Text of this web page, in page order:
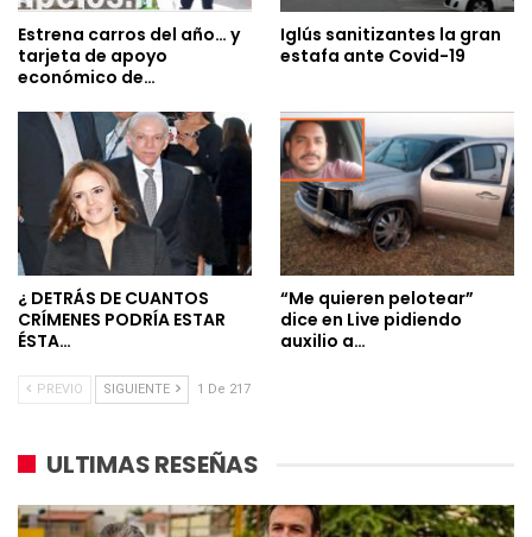
Estrena carros del año… y
tarjeta de apoyo
económico de…
Iglús sanitizantes la gran
estafa ante Covid-19
¿ DETRÁS DE CUANTOS
CRÍMENES PODRÍA ESTAR
ÉSTA…
“Me quieren pelotear”
dice en Live pidiendo
auxilio a…
PREVIO SIGUIENTE 1 De 217
ULTIMAS RESEÑAS